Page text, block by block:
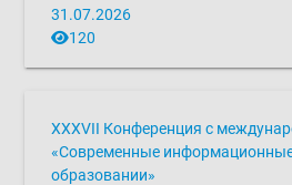
31.07.2026
120
XXXVII Конференция с
«Современные информационные
образовании»